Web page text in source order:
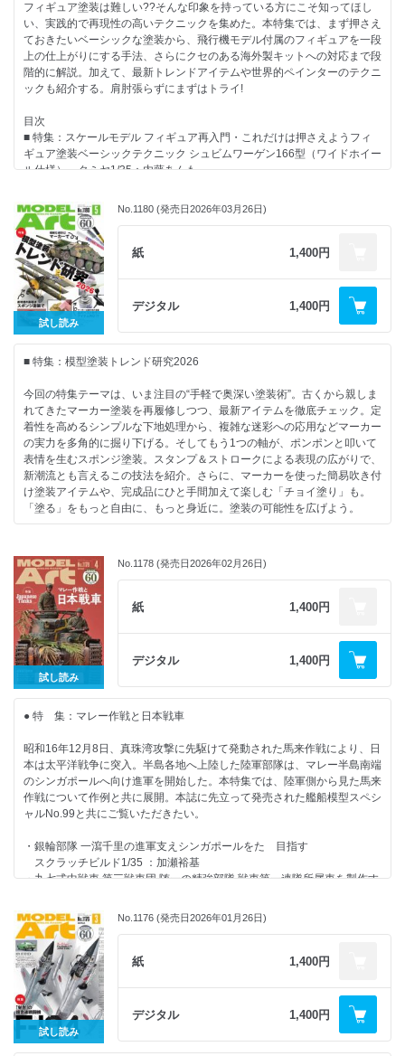
094…ナナニイスポットライト：はるさー
098…ワールドスケールモデラー：竹村典夫
104…内藤あんもの戦車模型基本講座：内藤あんも
108…模型をよりリアルにするための蘊蓄資料講座：STEINER
110…北澤志朗のヤングタイマー・ガレージ：北澤志朗
114…Follow Your Heart：鋭之助 初代 日野
【情 報】
008…第64回静岡ホビーショー速報
054…陸上自衛隊 宇都宮駐屯地 創立76周年記念行事
121…ホビーラウンド34 レポート
122…でものはつもの
134…リーダーズクラブ
2026.05.26発売
B5判 144ページ
029…下地処理
030…塗装
032…デカールワーク
・泣きを見る前に! パーツチェックの重要性
035…イタリア空軍 マッキ MC.200（日本語対訳補足説明書付属）イタレ
【NEW KIT REVIEW】
068…Honda CB1000F タミヤ1/12：SOF
074…トヨタ スプリンター トレノ AE92 GT-Z 後期型（1989） ハセガワ
080…イスラエル空軍 F-16I スーファ グレートウォールホビー1/48：柳
井建二
086…スピットファイア Mk.Ⅴb 初期型 プロフィパック：眞田李風
090…ゴジラ（2001） アオシマ：シンサク
【連 載】
042…やっぱりプラモは作ってナンボですよ：長谷川迷人
050…モデリングJASDF：秋山いさみ
060…艦船諸国漫遊記：鯨水庵八十八
094…ナナニイスポットライト：はるさー
104…内藤あんもの戦車模型基本講座：内藤あんも
108…模型をよりリアルにするための蘊蓄資料講座：STEINER
110…北澤志朗のヤングタイマー・ガレージ：北澤志朗
114…Follow Your Heart：鋭之助 初代 日野
【情 報】
008…第64回静岡ホビーショー速報
054…陸上自衛隊 宇都宮駐屯地 創立76周年記念行事
121…ホビーラウンド34 レポート
122…でものはつもの
134…リーダーズクラブ
2026.05.26発売
B5判 144ページ
フィギュア塗装は難しい??そんな印象を持っている方にこそ知ってほし
い、実践的で再現性の高いテクニックを集めた。本特集では、まず押さえ
ておきたいベーシックな塗装から、飛行機モデル付属のフィギュアを一段
上の仕上がりにする手法、さらにクセのある海外製キットへの対応まで段
階的に解説。加えて、最新トレンドアイテムや世界的ペインターのテクニ
ックも紹介する。肩肘張らずにまずはトライ!
目次
■ 特集：スケールモデル フィギュア再入門・これだけは押さえようフィ
ギュア塗装ベーシックテクニック シュビムワーゲン166型（ワイドホイー
ル仕様） タミヤ1/35：内藤あんも
く見える」塗装法!：沼袋筋太郎
・クセあり海外製フィギュアを攻略しよう アメリカンギャングスター
ミニアート1/35 ：大塩恒平
・タミヤ ミリタリーミニチュアフィギュアの変遷を辿る
・これから塗りたい! ～春の1/35フィギュア祭り～
・世界トップペインター カルビン・タンに学ぶ 新カルビン塗りを体得
しよう!
・大きめのフィギュアを手軽に良い感じに塗りたい!：からし大根
■ 連 載・Follow Your Heart：ふぁ ゆうり
フォッケウルフ Fw 190 A-3 造形村1/32：松樹祐司
■ 連 載・内藤あんもの戦車模型基本講座：内藤あんも
■ ・ 模型をよりリアルにするための蘊蓄資料講座：STEINER
■ ・モデリングJASDF：秋山いさみ
■ MA色彩ゼミナール
■ MA色彩ゼミナール
■ NEW KIT REVIEW・アメリカ海軍 E-2C ホークアイ 日本語説明書付属
特別版 エレール1/72：ヤタガラス
■ ・日野 デュトロ 平ボデー アオシマ1/32：小田島俊介
■ ・イギリス海軍 航空母艦 HMS クイーン・エリザベス トランペッター
■ ・日本海軍 高速戦艦 金剛“レイテ沖海戦” ボーダーモデル1/350：花岡
勇太 … 84
■ 連 載・艦船諸国漫遊記：鯨水庵八十八
■ 情 報・MA艦船情報局
■・やっぱりプラモは作ってナンボですよ：長谷川迷人
■・ナナニイスポットライト：木村誠二
■ 情 報・日米蘭合同訓練 風車ガーディアン
■ 情 報・福崎町妖怪プラモ改造コンテスト結果発表
■・北澤志朗のヤングタイマー・ガレージ：北澤志朗
■ 情 報・静岡ホビーショー事前情報
■ 情 報・横浜AFVの会2026/アカデミー科学創業者 故キム・スンファン
会長追悼展
■ 情 報・リーダーズクラブ
試し読み
No.1180 (発売日2026年03月26日)
紙 1,400円
デジタル 1,400円
■ 特集：模型塗装トレンド研究2026
今回の特集テーマは、いま注目の“手軽で奥深い塗装術”。古くから親しま
れてきたマーカー塗装を再履修しつつ、最新アイテムを徹底チェック。定
着性を高めるシンプルな下地処理から、複雑な迷彩への応用などマーカー
の実力を多角的に掘り下げる。そしてもう1つの軸が、ポンポンと叩いて
表情を生むスポンジ塗装。スタンプ＆ストロークによる表現の広がりで、
新潮流とも言えるこの技法を紹介。さらに、マーカーを使った簡易吹き付
け塗装アイテムや、完成品にひと手間加えて楽しむ「チョイ塗り」も。
「塗る」をもっと自由に、もっと身近に。塗装の可能性を広げよう。
ムも多数!
気になるマーカー 一挙レビュー!：マゼンタ
定着性を存分に高める 凄!くシンプルな下地処理：五月七日侑子
複雑な迷彩をマーカーで塗る ドイツ駆逐戦車 ヘッツァー 中期生産型 タミ
ヤ1/35：黒田泰孝
スポンジ塗装 ― 模型塗装の新潮流!?ポンポン叩いてリアルを生み出そう
模型塗装特化のスポンジ登場! 「ちぎるスポンジ」
スタンプ&ストロークで無限に広がるスポンジ塗装表現 フォッカー Dr.Ⅰ
戦闘機 モンモデル 1/24：吉尾政高
スポンジ&マーカーを活用!チョイ塗りで楽しむ手のひらサイズのAFVモデ
■ NEW KIT REVIEW
ランチア フルビア HF 1972 ラリー モンテカルロ ウィナー イタレリ
1/24：髙橋浩二
RZ34 フェアレディZ NISMO 2024 アオシマ 1/24：青野大成
スーパーマリーン スピットファイア Tr.9 エアフィックス1/48：内藤あん
ドルニエ Do217M-1 ドイツ爆撃機 ICM 1/48：醤油皿
■ 連載
モデリングJASDF：秋山いさみ
ナナニイスポットライト：ヤタガラス
艦船諸国漫遊記：鯨水庵八十八
MA色彩ゼミナール
ワールドスケールモデラー：竹村典夫
やっぱりプラモは作ってナンボですよ：長谷川迷人
北澤志朗のヤングタイマー・ガレージ：北澤志朗
内藤あんもの戦車模型基本講座：内藤あんも
試し読み
No.1178 (発売日2026年02月26日)
紙 1,400円
デジタル 1,400円
● 特 集：マレー作戦と日本戦車
昭和16年12月8日、真珠湾攻撃に先駆けて発動された馬来作戦により、日
本は太平洋戦争に突入。半島各地へ上陸した陸軍部隊は、マレー半島南端
のシンガポールへ向け進軍を開始した。本特集では、陸軍側から見た馬来
作戦について作例と共に展開。本誌に先立って発売された艦船模型スペシ
ャルNo.99と共にご覧いただきたい。
・銀輪部隊 一瀉千里の進軍支えシンガポールをたゞ目指す
スクラッチビルド1/35 ：加瀬裕基
・九七式中戦車 第三戦車団 随一の精強部隊 戦車第一連隊所属車を製作す
日本陸軍 九七式中戦車 チハ 前期型 MOMO/ドラゴン1/35：山城雅也
（みやび）
・解説：馬来作戦 上陸～クアラルンプール占領：酒井勇騎
・小改修＋ヴィネットで引き出す名作キットの真価
九七式軽装甲車［テケ］ ファインモールド1/35 ：高菜紅茶
・B&W法を駆使し陰影に富んだ仕上がりを目指す
帝国陸軍 八九式中戦車 乙型（荷物搭載）ファインモールド1/35 ：ヤタ
ガラス
・大胆な筆使いで鉄獅子の威容を表現する
試し読み
No.1176 (発売日2026年01月26日)
紙 1,400円
デジタル 1,400円